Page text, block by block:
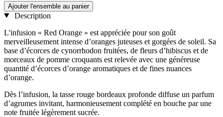
Ajouter l'ensemble au panier
Description
L'infusion « Red Orange » est appréciée pour son goût
merveilleusement intense d’oranges juteuses et gorgées de soleil. Sa
base d’écorces de cynorrhodon fruitées, de fleurs d’hibiscus et de
morceaux de pomme croquants est relevée avec une généreuse
quantité d’écorces d’orange aromatiques et de fines nuances
d’orange.
Dès l’infusion, la tasse rouge bordeaux profonde diffuse un parfum
d’agrumes invitant, harmonieusement complété en bouche par une
note fruitée légèrement sucrée.